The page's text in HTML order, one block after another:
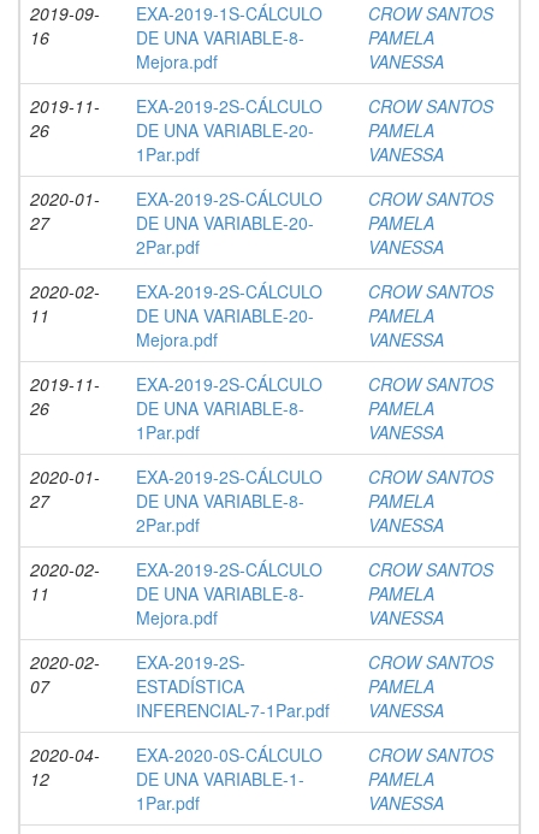
2019-09-
16
EXA-2019-1S-CÁLCULO
DE UNA VARIABLE-8-
Mejora.pdf
CROW SANTOS
PAMELA
VANESSA
2019-11-
26
EXA-2019-2S-CÁLCULO
DE UNA VARIABLE-20-
1Par.pdf
CROW SANTOS
PAMELA
VANESSA
2020-01-
27
EXA-2019-2S-CÁLCULO
DE UNA VARIABLE-20-
2Par.pdf
CROW SANTOS
PAMELA
VANESSA
2020-02-
11
EXA-2019-2S-CÁLCULO
DE UNA VARIABLE-20-
Mejora.pdf
CROW SANTOS
PAMELA
VANESSA
2019-11-
26
EXA-2019-2S-CÁLCULO
DE UNA VARIABLE-8-
1Par.pdf
CROW SANTOS
PAMELA
VANESSA
2020-01-
27
EXA-2019-2S-CÁLCULO
DE UNA VARIABLE-8-
2Par.pdf
CROW SANTOS
PAMELA
VANESSA
2020-02-
11
EXA-2019-2S-CÁLCULO
DE UNA VARIABLE-8-
Mejora.pdf
CROW SANTOS
PAMELA
VANESSA
2020-02-
07
EXA-2019-2S-
ESTADÍSTICA
INFERENCIAL-7-1Par.pdf
CROW SANTOS
PAMELA
VANESSA
2020-04-
12
EXA-2020-0S-CÁLCULO
DE UNA VARIABLE-1-
1Par.pdf
CROW SANTOS
PAMELA
VANESSA